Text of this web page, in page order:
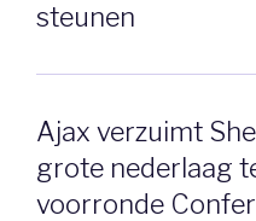
steunen
Ajax verzuimt
grote nederlaag
voorronde